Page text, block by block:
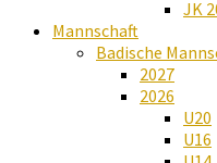
JK
Mannschaft
Badische
2027
2026
U20
U16